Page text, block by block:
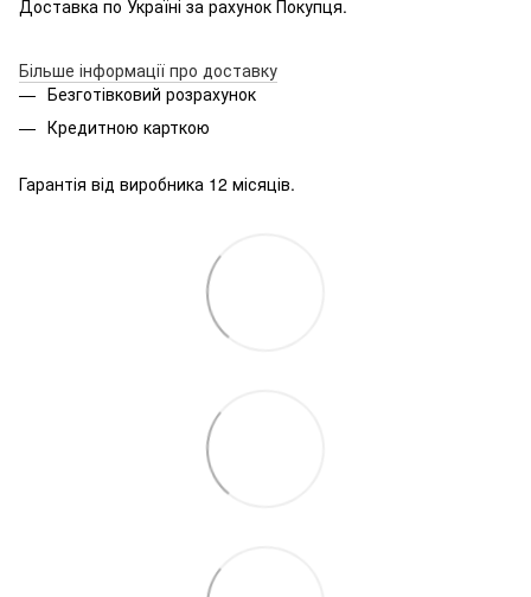
Доставка по Україні за рахунок Покупця.
Більше інформації про доставку
Безготівковий розрахунок
Кредитною карткою
Гарантія від виробника 12 місяців.